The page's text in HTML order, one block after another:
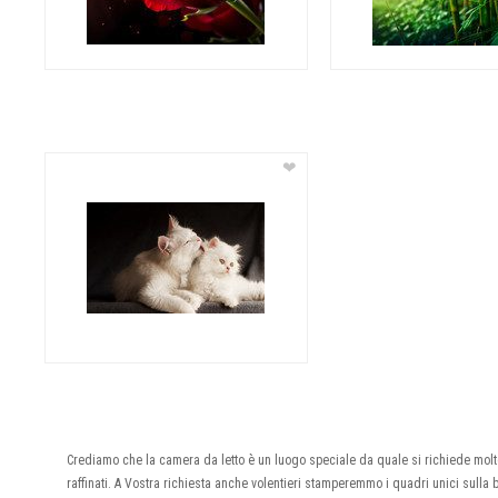
❤
Crediamo che la camera da letto è un luogo speciale da quale si richiede
raffinati. A Vostra richiesta anche volentieri stamperemmo i quadri unici